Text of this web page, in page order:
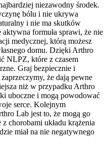
niezawodny środek.
bólu i nie ukrywa
i nie ma skutków
formuła sprawi, że nie
medycznej, którą możesz
domu. Dzięki Arthro
NLPZ, które z czasem
Graj bezpiecznie i
że dają pewne
niż w przypadku Arthro
uboczne i mogą powodować
serce. Kolejnym
Lab jest to, że mogą go
chorobami układu krążenia
miał na nie negatywnego